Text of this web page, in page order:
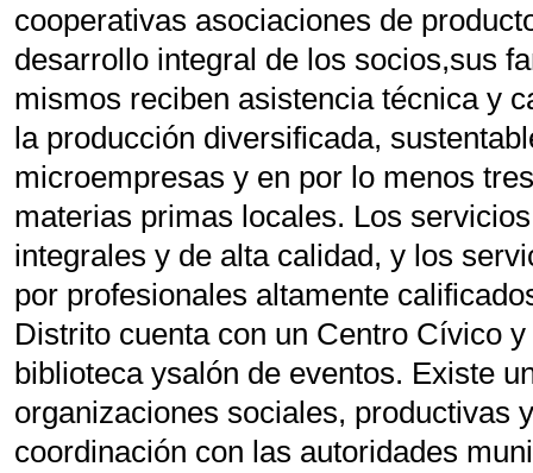
cooperativas asociaciones de
desarrollo integral de los socios,sus
mismos reciben asistencia técnica y
la producción diversificada,
microempresas y en por lo menos
materias primas locales. Los
integrales y de alta calidad, y los
por profesionales altamente
Distrito cuenta con un Centro Cívico
biblioteca ysalón de eventos. Existe
organizaciones sociales, productivas
coordinación con las autoridades